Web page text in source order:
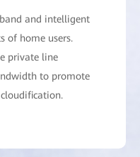
and intelligent
of home users.
private line
to promote